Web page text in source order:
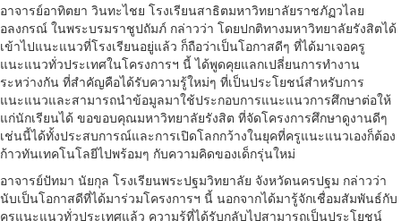
อาจารย์อาทิตยา วินทะไชย โรงเรียนสาธิตมหาวิทยาลัยราชภัฏวไลย
อลงกรณ์ ในพระบรมราชูปถัมภ์ กล่าวว่า โดยปกติทางมหาวิทยาลัยรังสิตได้
เข้าไปแนะแนวที่โรงเรียนอยู่แล้ว ก็ถือว่าเป็นโอกาสดีๆ ที่ได้มาเจอครู
แนะแนวทั่วประเทศในโครงการฯ นี้ ได้พูดคุยแลกเปลี่ยนการทำงาน
ระหว่างกัน ที่สำคัญคือได้รับความรู้ใหม่ๆ ที่เป็นประโยชน์สำหรับการ
แนะแนวและสามารถนำข้อมูลมาใช้ประกอบการแนะแนวการศึกษาต่อให้
แก่นักเรียนได้ ขอขอบคุณมหาวิทยาลัยรังสิต ที่จัดโครงการศึกษาดูงานดีๆ
เช่นนี้ได้ทั้งประสบการณ์และการเปิดโลกกว้างในยุคที่ครูแนะแนวเองก็ต้อง
ก้าวทันเทคโนโลยีไปพร้อมๆ กับความคิดของเด็กรุ่นใหม่
อาจารย์ปัทมา นัยกุล โรงเรียนพระปฐมวิทยาลัย จังหวัดนครปฐม กล่าวว่า
นับเป็นโอกาสดีที่ได้มาร่วมโครงการฯ นี้ นอกจากได้มารู้จักเชื่อมสัมพันธ์กับ
ครูแนะแนวทั่วประเทศแล้ว ความรู้ที่ได้รับกลับไปสามารถเป็นประโยชน์